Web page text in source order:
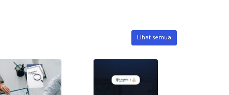
Lihat semua